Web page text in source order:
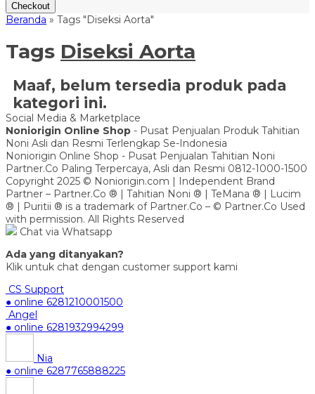
Checkout
Beranda » Tags "Diseksi Aorta"
Tags Diseksi Aorta
Maaf, belum tersedia produk pada
kategori ini.
Social Media & Marketplace
Noniorigin Online Shop - Pusat Penjualan Produk Tahitian
Noni Asli dan Resmi Terlengkap Se-Indonesia
Noniorigin Online Shop - Pusat Penjualan Tahitian Noni
Partner.Co Paling Terpercaya, Asli dan Resmi 0812-1000-1500
Copyright 2025 © Noniorigin.com | Independent Brand
Partner – Partner.Co ® | Tahitian Noni ® | TeMana ® | Lucim
® | Puritii ® is a trademark of Partner.Co – © Partner.Co Used
with permission. All Rights Reserved
Chat via Whatsapp
Ada yang ditanyakan?
Klik untuk chat dengan customer support kami
CS Support
● online 6281210001500
Angel
● online 6281932994299
Nia
● online 6287765888225